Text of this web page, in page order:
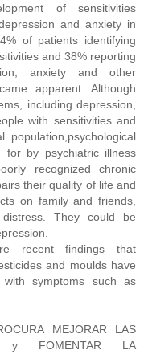
of sensitivities
and anxiety in
of patients identifying
and 38% reporting
anxiety and other
apparent. Although
including depression,
with sensitivities and
for by psychiatric illness
recognized chronic
their quality of life and
on family and friends,
They could be
recent findings that
and moulds have
symptoms such as
MEJORAR LAS
y FOMENTAR LA